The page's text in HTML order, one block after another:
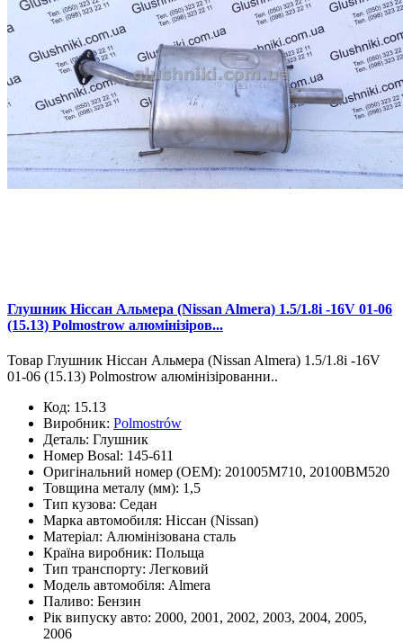
Глушник Ніссан Альмера (Nissan Almera) 1.5/1.8i -16V 01-06
(15.13) Polmostrow алюмінізіров...
Товар Глушник Ніссан Альмера (Nissan Almera) 1.5/1.8i -16V
01-06 (15.13) Polmostrow алюмінізірованни..
Код: 15.13
Виробник: Polmostrów
Деталь: Глушник
Номер Bosal: 145-611
Оригінальний номер (OEM): 201005M710, 20100BM520
Товщина металу (мм): 1,5
Тип кузова: Седан
Марка автомобиля: Ніссан (Nissan)
Матеріал: Алюмінізована сталь
Країна виробник: Польща
Тип транспорту: Легковий
Модель автомобіля: Almera
Паливо: Бензин
Рік випуску авто: 2000, 2001, 2002, 2003, 2004, 2005,
2006